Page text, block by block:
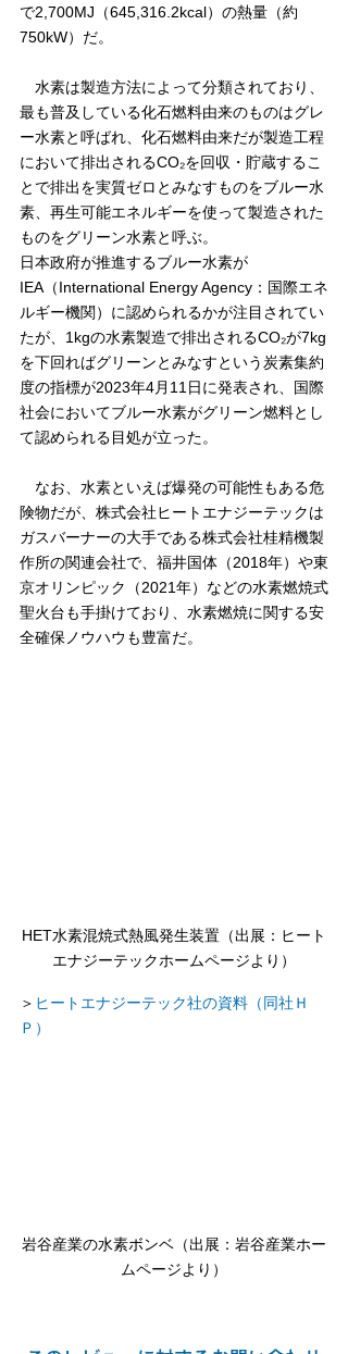
で2,700MJ（645,316.2kcal）の熱量（約
750kW）だ。
水素は製造方法によって分類されており、
最も普及している化石燃料由来のものはグレ
ー水素と呼ばれ、化石燃料由来だが製造工程
において排出されるCO₂を回収・貯蔵するこ
とで排出を実質ゼロとみなすものをブルー水
素、再生可能エネルギーを使って製造された
ものをグリーン水素と呼ぶ。
日本政府が推進するブルー水素が
IEA（International Energy Agency：国際エネ
ルギー機関）に認められるかが注目されてい
たが、1kgの水素製造で排出されるCO₂が7kg
を下回ればグリーンとみなすという炭素集約
度の指標が2023年4月11日に発表され、国際
社会においてブルー水素がグリーン燃料とし
て認められる目処が立った。
なお、水素といえば爆発の可能性もある危
険物だが、株式会社ヒートエナジーテックは
ガスバーナーの大手である株式会社桂精機製
作所の関連会社で、福井国体（2018年）や東
京オリンピック（2021年）などの水素燃焼式
聖火台も手掛けており、水素燃焼に関する安
全確保ノウハウも豊富だ。
HET水素混焼式熱風発生装置（出展：ヒート
エナジーテックホームページより）
＞ ヒートエナジーテック社の資料（同社Ｈ
Ｐ）
岩谷産業の水素ボンベ（出展：岩谷産業ホー
ムページより）